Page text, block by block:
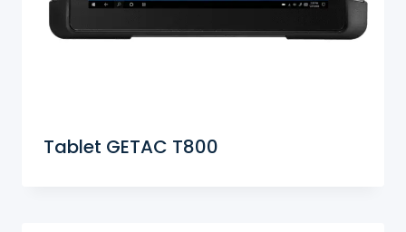
Tablet GETAC T800